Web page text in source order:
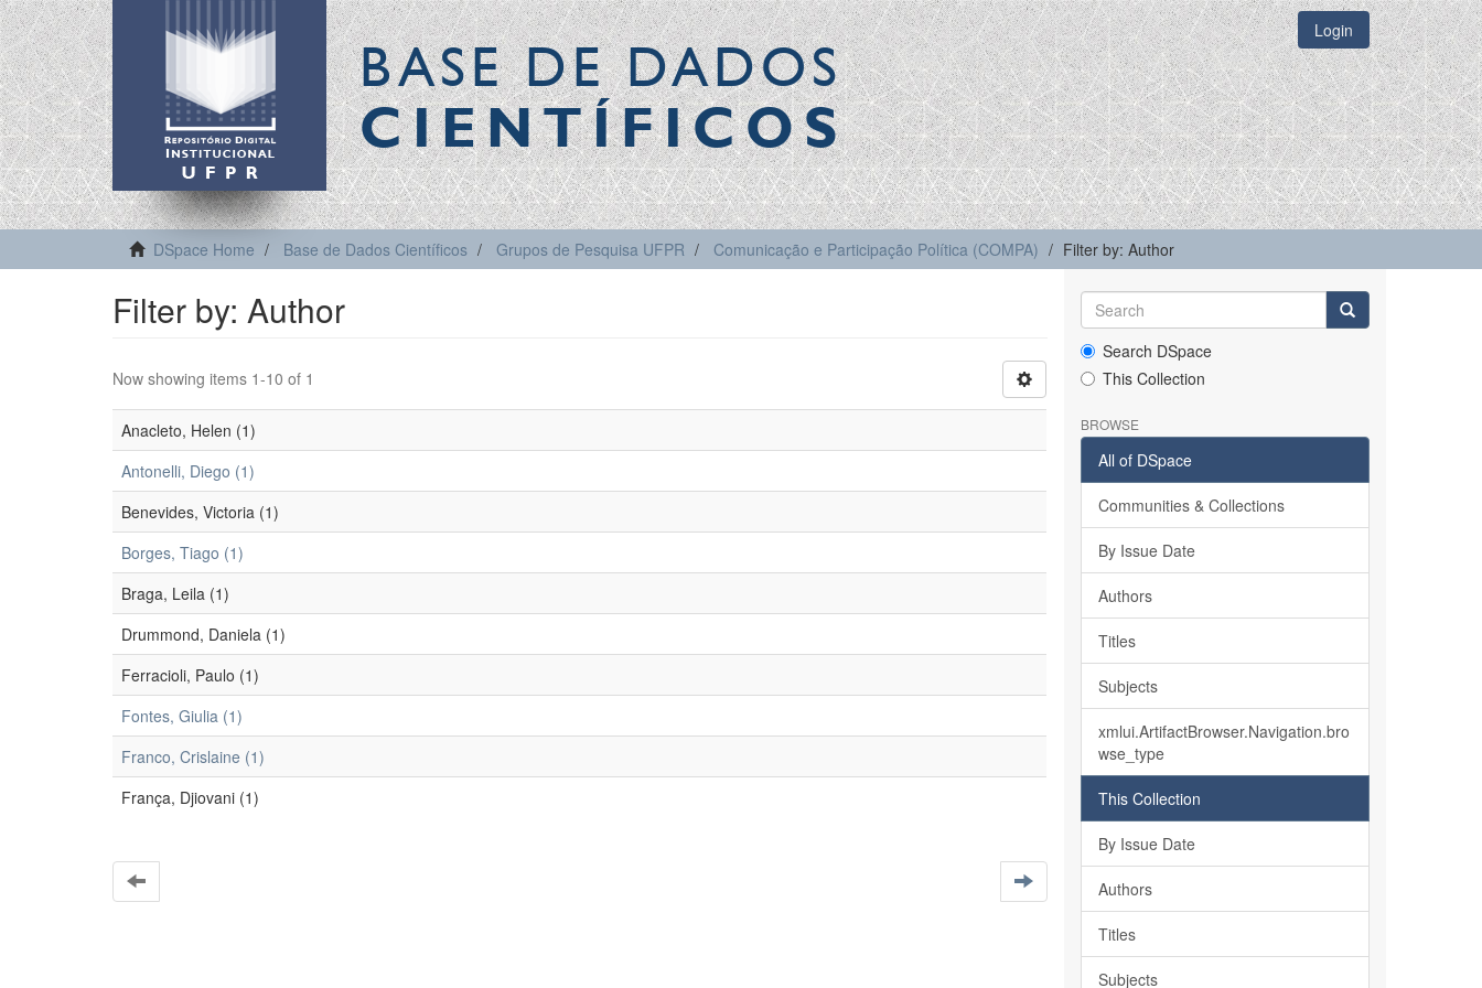
BASE DE DADOS
CIENTÍFICOS
Login
DSpace Home Base de Dados Científicos Grupos de Pesquisa UFPR Comunicação e Participação Política (COMPA) Filter by: Author
Filter by: Author
Now showing items 1-10 of 1
Anacleto, Helen (1)
Antonelli, Diego (1)
Benevides, Victoria (1)
Borges, Tiago (1)
Braga, Leila (1)
Drummond, Daniela (1)
Ferracioli, Paulo (1)
Fontes, Giulia (1)
Franco, Crislaine (1)
França, Djiovani (1)
Search DSpace
This Collection
BROWSE
All of DSpace
Communities & Collections
By Issue Date
Authors
Titles
Subjects
xmlui.ArtifactBrowser.Navigation.bro
wse_type
This Collection
By Issue Date
Authors
Titles
Subjects